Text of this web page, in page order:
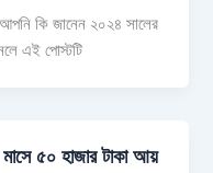
কি জানেন ২০২৪ সালের
এই পোস্টটি
৫০ হাজার টাকা আয়